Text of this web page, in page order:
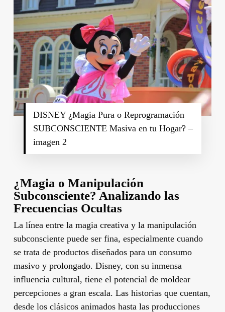
DISNEY ¿Magia Pura o Reprogramación
SUBCONSCIENTE Masiva en tu Hogar? –
imagen 2
¿Magia o Manipulación
Subconsciente? Analizando las
Frecuencias Ocultas
La línea entre la magia creativa y la manipulación
subconsciente puede ser fina, especialmente cuando
se trata de productos diseñados para un consumo
masivo y prolongado. Disney, con su inmensa
influencia cultural, tiene el potencial de moldear
percepciones a gran escala. Las historias que cuentan,
desde los clásicos animados hasta las producciones